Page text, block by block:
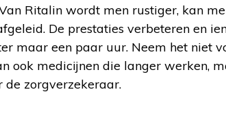
Ritalin wordt men rustiger, kan
De prestaties verbeteren en
maar een paar uur. Neem het niet
ook medicijnen die langer werken,
zorgverzekeraar.